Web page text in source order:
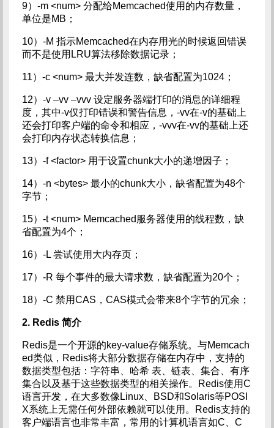
9）-m <num> 分配给Memcached使用的内存数量，
单位是MB；
10）-M 指示Memcached在内存用光的时候返回错误
而不是使用LRU算法移除数据记录；
11）-c <num> 最大并发连数，缺省配置为1024；
12）-v –vv –vvv 设定服务器端打印的消息的详细程
度，其中-v仅打印错误和警告信息，-vv在-v的基础上
还会打印客户端的命令和相应，-vvv在-vv的基础上还
会打印内存状态转换信息；
13）-f <factor> 用于设置chunk大小的递增因子；
14）-n <bytes> 最小的chunk大小，缺省配置为48个
字节；
15）-t <num> Memcached服务器使用的线程数，缺
省配置为4个；
16）-L 尝试使用大内存页；
17）-R 每个事件的最大请求数，缺省配置为20个；
18）-C 禁用CAS，CAS模式会带来8个字节的冗余；
2. Redis 简介
Redis是一个开源的key-value存储系统。与Memcach
ed类似，Redis将大部分数据存储在内存中，支持的
数据类型包括：字符串、哈希 表、链表、集合、有序
集合以及基于这些数据类型的相关操作。Redis使用C
语言开发，在大多数像Linux、BSD和Solaris等POSI
X系统上无需任何外部依赖就可以使用。Redis支持的
客户端语言也非常丰富，常用的计算机语言如C、C